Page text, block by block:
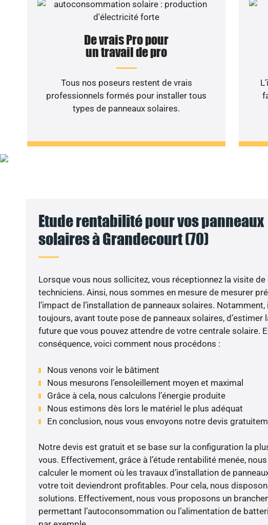
De vrais Pro pour
un travail de pro
Tous nos poseurs restent de vrais
professionnels formés pour installer tous
types de panneaux solaires.
Etude rentabilité pour vos panneaux
solaires à Grandecourt (70)
Lorsque vous nous sollicitez, vous réceptionnez la visite de
techniciens. Ainsi, nous sommes en mesure de mesurer
l’impact de l’installation de panneaux solaires.
toujours, avant toute pose de panneaux solaires, d’estimer
future que vous pouvez attendre de votre centrale solaire.
conséquence, voici comment nous procédons :
Nous venons voir le bâtiment
Nous mesurons l’ensoleillement moyen et maximal
Grâce à cela, nous calculons l’énergie produite
Nous estimons dès lors le matériel le plus adéquat
En conclusion, nous vous envoyons notre devis
Notre devis est gratuit et se base sur la configuration la
vous. Effectivement, grâce à l’étude rentabilité menée,
calculer le moment où les travaux d’installation de
votre toit deviendront profitables. Pour cela, nous
solutions. Effectivement, nous vous proposons un
permettant l’autoconsommation ou l’alimentation de